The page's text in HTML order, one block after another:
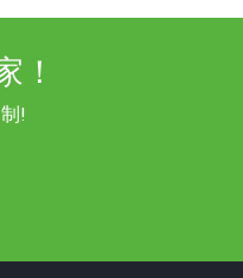
！
!